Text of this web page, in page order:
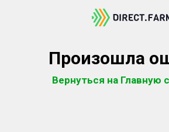
Произошла
Вернуться на Главную